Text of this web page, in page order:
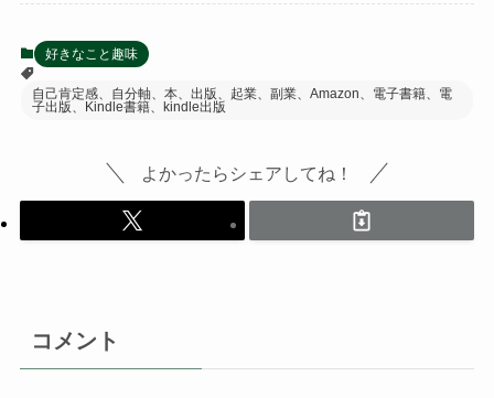
好きなこと趣味
自己肯定感、自分軸、本、出版、起業、副業、Amazon、電子書籍、電
子出版、Kindle書籍、kindle出版
よかったらシェアしてね！
コメント